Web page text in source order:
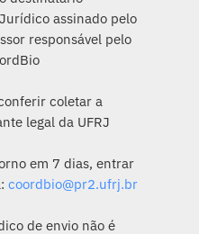
assinado pelo
responsável pelo
coletar a
legal da UFRJ
em 7 dias, entrar
coordbio@pr2.ufrj.br
de envio não é